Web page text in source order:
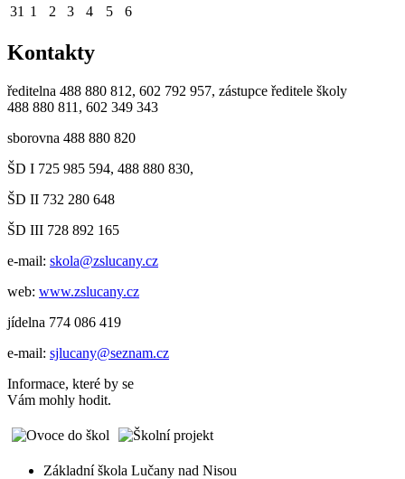
31 1 2 3 4 5 6
Kontakty
ředitelna 488 880 812, 602 792 957, zástupce ředitele školy
488 880 811, 602 349 343
sborovna 488 880 820
ŠD I 725 985 594, 488 880 830,
ŠD II 732 280 648
ŠD III 728 892 165
e-mail: skola@zslucany.cz
web: www.zslucany.cz
jídelna 774 086 419
e-mail: sjlucany@seznam.cz
Informace, které by se
Vám mohly hodit.
Základní škola Lučany nad Nisou